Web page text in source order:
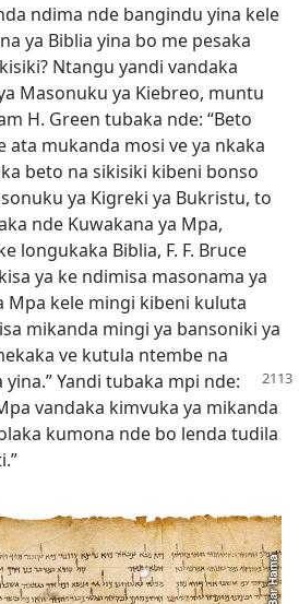
ndima nde bangindu yina kele
ya Biblia yina bo me pesaka
Ntangu yandi vandaka
Masonuku ya Kiebreo, muntu
H. Green tubaka nde: “Beto
ata mukanda mosi ve ya nkaka
beto na sikisiki kibeni bonso
ya Kigreki ya Bukristu, to
nde Kuwakana ya Mpa,
longukaka Biblia, F. F. Bruce
ya ke ndimisa masonama ya
Mpa kele mingi kibeni kuluta
mikanda mingi ya bansoniki ya
ve kutula ntembe na
yina.” Yandi tubaka mpi nde:
vandaka kimvuka ya mikanda
kumona nde bo lenda tudila